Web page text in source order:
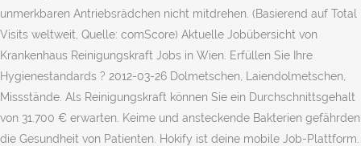
unmerkbaren Antriebsrädchen nicht mitdrehen. (Basierend auf Total
Visits weltweit, Quelle: comScore) Aktuelle Jobübersicht von
Krankenhaus Reinigungskraft Jobs in Wien. Erfüllen Sie Ihre
Hygienestandards ? 2012-03-26 Dolmetschen, Laiendolmetschen,
Missstände. Als Reinigungskraft können Sie ein Durchschnittsgehalt
von 31.700 € erwarten. Keime und ansteckende Bakterien gefährden
die Gesundheit von Patienten. Hokify ist deine mobile Job-Plattform.